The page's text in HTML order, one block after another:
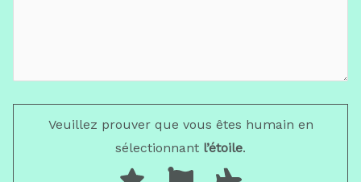
Veuillez prouver que vous êtes humain en
sélectionnant l’étoile.